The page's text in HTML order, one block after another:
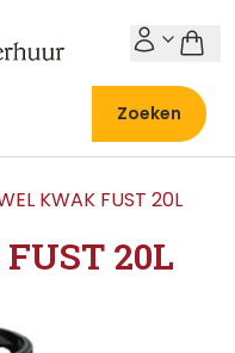
Zoeken
KWAK FUST 20L
20L